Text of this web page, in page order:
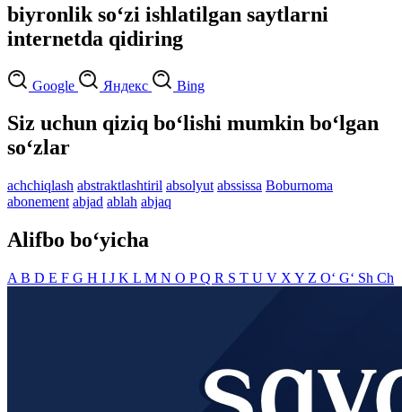
biyronlik so‘zi ishlatilgan saytlarni
internetda qidiring
Google Яндекс Bing
Siz uchun qiziq bo‘lishi mumkin bo‘lgan
so‘zlar
achchiqlash abstraktlashtiril absolyut abssissa Boburnoma
abonement abjad ablah abjaq
Alifbo bo‘yicha
A B D E F G H I J K L M N O PQ R S T U V X Y Z O‘ G‘ Sh Ch